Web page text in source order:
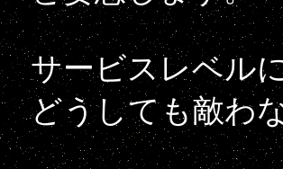
サービスレベル
どうしても敵わ